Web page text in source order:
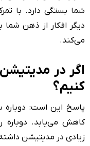
شما بستگی دارد. با
دیگر افکار از ذهن
می‌کند.
اگر در
کنیم؟
پاسخ این است:
کاهش می‌یابد. دوباره
زیادی در مدیتیشن داشته